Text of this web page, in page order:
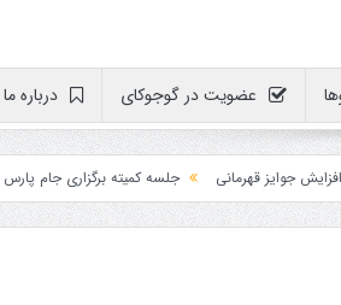
عضویت در گوجوکای درباره ما
قهرمانی جلسه کمیته برگزاری جام پارس